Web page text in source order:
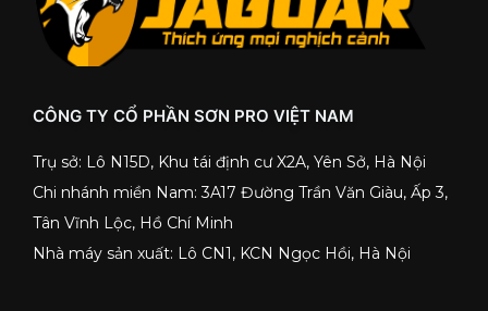
CÔNG TY CỔ PHẦN SƠN PRO VIỆT NAM
Trụ sở: Lô N15D, Khu tái định cư X2A, Yên Sở, Hà Nội
Chi nhánh miền Nam: 3A17 Đường Trần Văn Giàu, Ấp 3,
Tân Vĩnh Lộc, Hồ Chí Minh
Nhà máy sản xuất: Lô CN1, KCN Ngọc Hồi, Hà Nội